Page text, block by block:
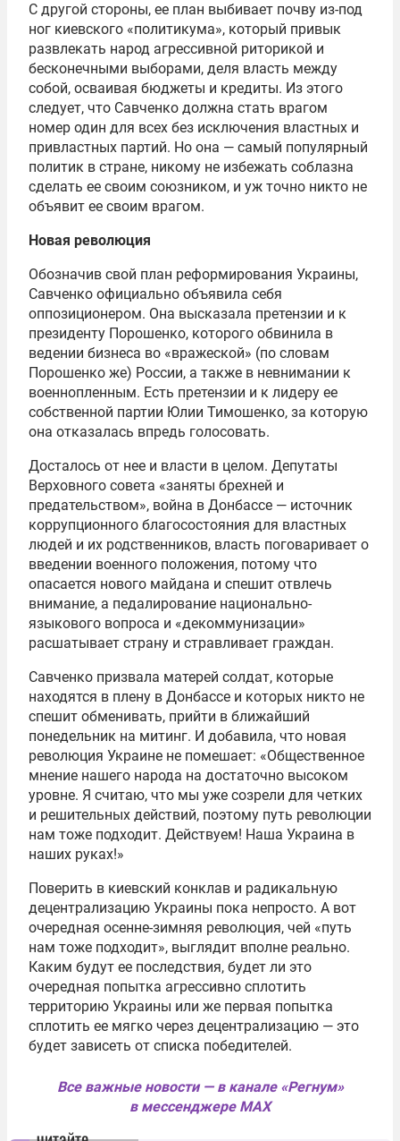
С другой стороны, ее план выбивает почву из-под
ног киевского «политикума», который привык
развлекать народ агрессивной риторикой и
бесконечными выборами, деля власть между
собой, осваивая бюджеты и кредиты. Из этого
следует, что Савченко должна стать врагом
номер один для всех без исключения властных и
привластных партий. Но она — самый популярный
политик в стране, никому не избежать соблазна
сделать ее своим союзником, и уж точно никто не
объявит ее своим врагом.
Новая революция
Обозначив свой план реформирования Украины,
Савченко официально объявила себя
оппозиционером. Она высказала претензии и к
президенту Порошенко, которого обвинила в
ведении бизнеса во «вражеской» (по словам
Порошенко же) России, а также в невнимании к
военнопленным. Есть претензии и к лидеру ее
собственной партии Юлии Тимошенко, за которую
она отказалась впредь голосовать.
Досталось от нее и власти в целом. Депутаты
Верховного совета «заняты брехней и
предательством», война в Донбассе — источник
коррупционного благосостояния для властных
людей и их родственников, власть поговаривает о
введении военного положения, потому что
опасается нового майдана и спешит отвлечь
внимание, а педалирование национально-
языкового вопроса и «декоммунизации»
расшатывает страну и стравливает граждан.
Савченко призвала матерей солдат, которые
находятся в плену в Донбассе и которых никто не
спешит обменивать, прийти в ближайший
понедельник на митинг. И добавила, что новая
революция Украине не помешает: «Общественное
мнение нашего народа на достаточно высоком
уровне. Я считаю, что мы уже созрели для четких
и решительных действий, поэтому путь революции
нам тоже подходит. Действуем! Наша Украина в
наших руках!»
Поверить в киевский конклав и радикальную
децентрализацию Украины пока непросто. А вот
очередная осенне-зимняя революция, чей «путь
нам тоже подходит», выглядит вполне реально.
Каким будут ее последствия, будет ли это
очередная попытка агрессивно сплотить
территорию Украины или же первая попытка
сплотить ее мягко через децентрализацию — это
будет зависеть от списка победителей.
Все важные новости — в канале «Регнум»
в мессенджере MAX